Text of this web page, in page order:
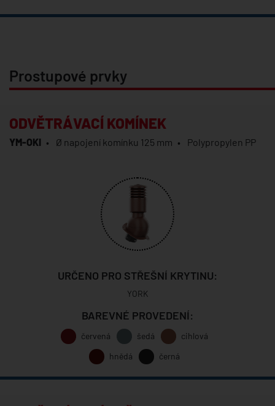
Prostupové prvky
ODVĚTRÁVACÍ KOMÍNEK
YM-OKI Ø napojení komínku 125 mm Polypropylen PP
URČENO PRO STŘEŠNÍ KRYTINU:
YORK
BAREVNÉ PROVEDENÍ:
červená šedá
cihlová
hnědá
černá